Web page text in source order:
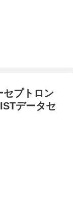
セプトロン
データセ